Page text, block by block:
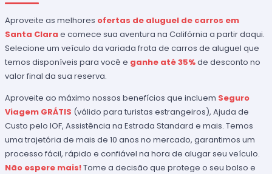
Aproveite as melhores ofertas de aluguel de carros em
Santa Clara e comece sua aventura na Califórnia a partir daqui.
Selecione um veículo da variada frota de carros de aluguel que
temos disponíveis para você e ganhe até 35%de desconto no
valor final da sua reserva.
Aproveite ao máximo nossos benefícios que incluem Seguro
Viagem GRÁTIS (válido para turistas estrangeiros), Ajuda de
Custo pelo IOF, Assistência na Estrada Standard e mais. Temos
uma trajetória de mais de 10 anos no mercado, garantimos um
processo fácil, rápido e confiável na hora de alugar seu veículo.
Não espere mais!Tome a decisão que protege o seu bolso e